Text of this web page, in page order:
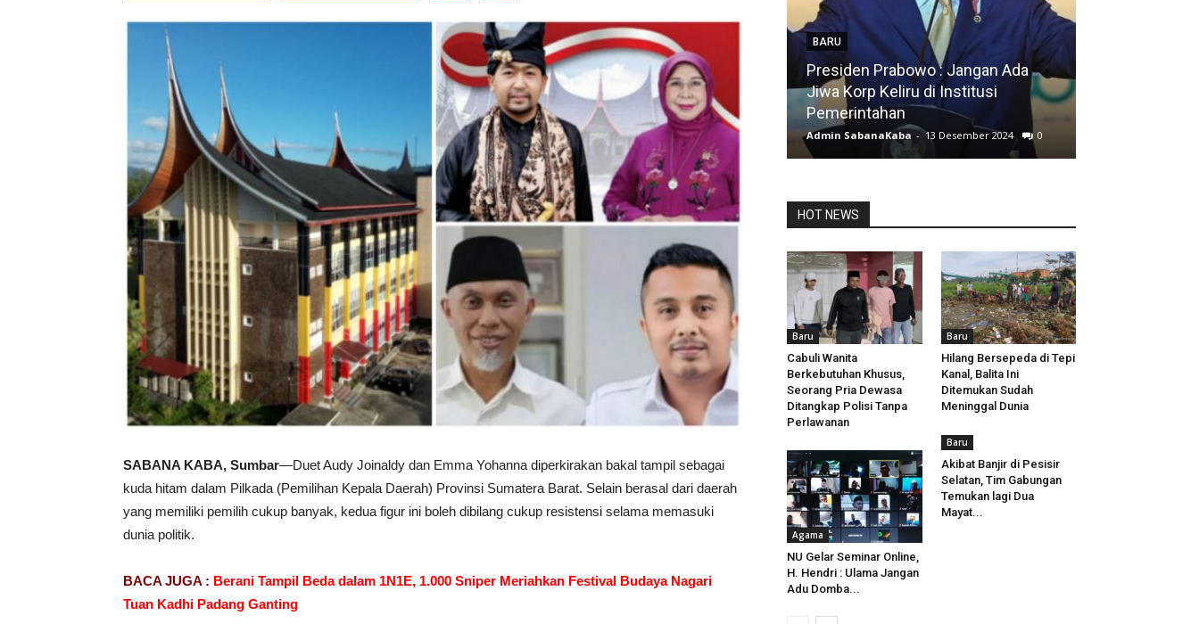
SABANA KABA, Sumbar—Duet Audy Joinaldy dan Emma Yohanna diperkirakan bakal tampil sebagai
kuda hitam dalam Pilkada (Pemilihan Kepala Daerah) Provinsi Sumatera Barat. Selain berasal dari daerah
yang memiliki pemilih cukup banyak, kedua figur ini boleh dibilang cukup resistensi selama memasuki
dunia politik.
BACA JUGA : Berani Tampil Beda dalam 1N1E, 1.000 Sniper Meriahkan Festival Budaya Nagari
Tuan Kadhi Padang Ganting
BARU
Presiden Prabowo : Jangan Ada
Jiwa Korp Keliru di Institusi
Pemerintahan
Admin SabanaKaba - 13 Desember 2024 0
HOT NEWS
Baru
Cabuli Wanita
Berkebutuhan Khusus,
Seorang Pria Dewasa
Ditangkap Polisi Tanpa
Perlawanan
Baru
Hilang Bersepeda di Tepi
Kanal, Balita Ini
Ditemukan Sudah
Meninggal Dunia
Agama
NU Gelar Seminar Online,
H. Hendri : Ulama Jangan
Adu Domba...
Baru
Akibat Banjir di Pesisir
Selatan, Tim Gabungan
Temukan lagi Dua
Mayat...